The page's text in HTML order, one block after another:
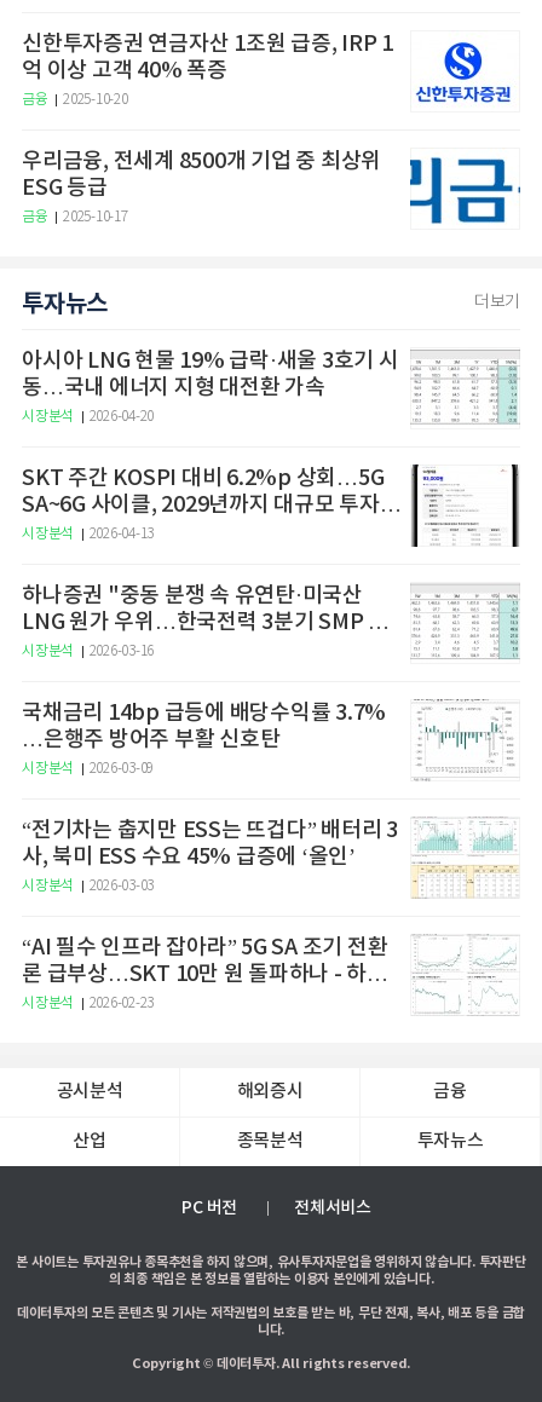
신한투자증권 연금자산 1조원 급증, IRP 1
억 이상 고객 40% 폭증
금융 2025-10-20
우리금융, 전세계 8500개 기업 중 최상위
ESG 등급
금융 2025-10-17
투자뉴스 더보기
아시아 LNG 현물 19% 급락·새울 3호기 시
동…국내 에너지 지형 대전환 가속
시장분석 2026-04-20
SKT 주간 KOSPI 대비 6.2%p 상회…5G
SA~6G 사이클, 2029년까지 대규모 투자
예고
시장분석 2026-04-13
하나증권 "중동 분쟁 속 유연탄·미국산
LNG 원가 우위…한국전력 3분기 SMP 상
승 전망"
시장분석 2026-03-16
국채금리 14bp 급등에 배당수익률 3.7%
…은행주 방어주 부활 신호탄
시장분석 2026-03-09
“전기차는 춥지만 ESS는 뜨겁다” 배터리 3
사, 북미 ESS 수요 45% 급증에 ‘올인’
시장분석 2026-03-03
“AI 필수 인프라 잡아라” 5G SA 조기 전환
론 급부상…SKT 10만 원 돌파하나 - 하나
증권
시장분석 2026-02-23
공시분석 해외증시 금융
산업 종목분석 투자뉴스
PC 버전 전체서비스
본 사이트는 투자권유나 종목추천을 하지 않으며, 유사투자자문업을 영위하지 않습니다. 투자판단
의 최종 책임은 본 정보를 열람하는 이용자 본인에게 있습니다.
데이터투자의 모든 콘텐츠 및 기사는 저작권법의 보호를 받는 바, 무단 전재, 복사, 배포 등을 금합
니다.
Copyright © 데이터투자. All rights reserved.